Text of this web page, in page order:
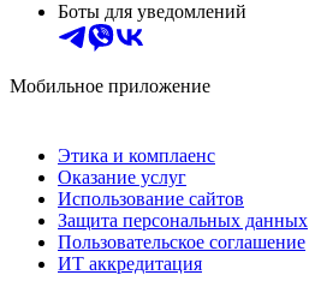
Боты для уведомлений
Мобильное приложение
Этика и комплаенс
Оказание услуг
Использование сайтов
Защита персональных данных
Пользовательское соглашение
ИТ аккредитация